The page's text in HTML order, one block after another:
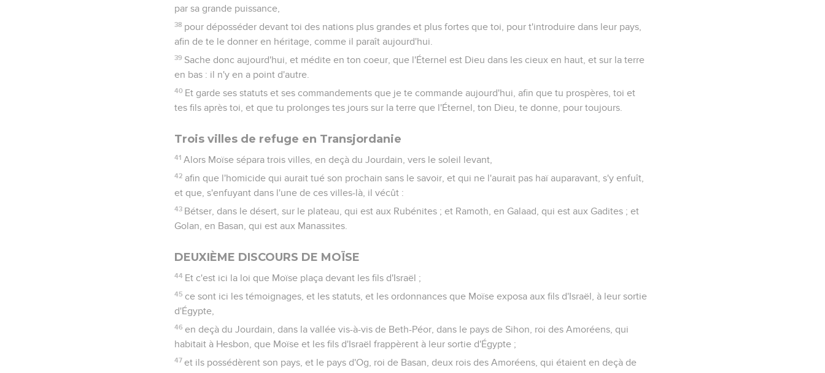
par sa grande puissance,
38 pour déposséder devant toi des nations plus grandes et plus fortes que toi, pour t'introduire dans leur pays,
afin de te le donner en héritage, comme il paraît aujourd'hui.
39 Sache donc aujourd'hui, et médite en ton coeur, que l'Éternel est Dieu dans les cieux en haut, et sur la terre
en bas : il n'y en a point d'autre.
40 Et garde ses statuts et ses commandements que je te commande aujourd'hui, afin que tu prospères, toi et
tes fils après toi, et que tu prolonges tes jours sur la terre que l'Éternel, ton Dieu, te donne, pour toujours.
Trois villes de refuge en Transjordanie
41 Alors Moïse sépara trois villes, en deçà du Jourdain, vers le soleil levant,
42 afin que l'homicide qui aurait tué son prochain sans le savoir, et qui ne l'aurait pas haï auparavant, s'y enfuît,
et que, s'enfuyant dans l'une de ces villes-là, il vécût :
43 Bétser, dans le désert, sur le plateau, qui est aux Rubénites ; et Ramoth, en Galaad, qui est aux Gadites ; et
Golan, en Basan, qui est aux Manassites.
DEUXIÈME DISCOURS DE MOÏSE
44 Et c'est ici la loi que Moïse plaça devant les fils d'Israël ;
45 ce sont ici les témoignages, et les statuts, et les ordonnances que Moïse exposa aux fils d'Israël, à leur sortie
d'Égypte,
46 en deçà du Jourdain, dans la vallée vis-à-vis de Beth-Péor, dans le pays de Sihon, roi des Amoréens, qui
habitait à Hesbon, que Moïse et les fils d'Israël frappèrent à leur sortie d'Égypte ;
47 et ils possédèrent son pays, et le pays d'Og, roi de Basan, deux rois des Amoréens, qui étaient en deçà de